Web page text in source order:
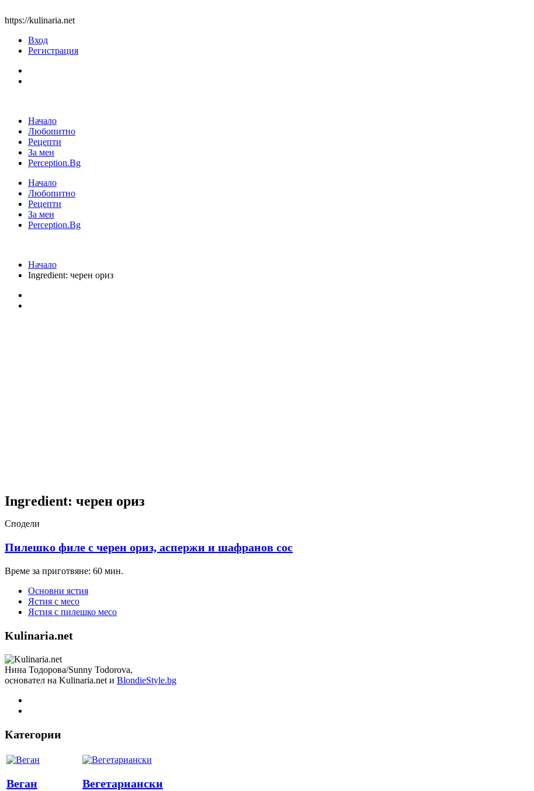
https://kulinaria.net
Вход
Регистрация
Начало
Любопитно
Рецепти
За мен
Perception.Bg
Начало
Любопитно
Рецепти
За мен
Perception.Bg
Начало
Ingredient: черен ориз
Ingredient: черен ориз
Сподели
Пилешко филе с черен ориз, аспержи и шафранов сос
Време за приготвяне: 60 мин.
Основни ястия
Ястия с месо
Ястия с пилешко месо
Kulinaria.net
Нина Тодорова/Sunny Todorova,
основател на Kulinaria.net и BlondieStyle.bg
Категории
Веган Вегетариански